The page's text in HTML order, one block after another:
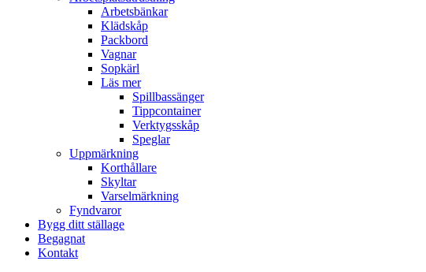
Arbetsbänkar
Klädskåp
Packbord
Vagnar
Sopkärl
Läs mer
Spillbassänger
Tippcontainer
Verktygsskåp
Speglar
Uppmärkning
Korthållare
Skyltar
Varselmärkning
Fyndvaror
Bygg ditt ställage
Begagnat
Kontakt